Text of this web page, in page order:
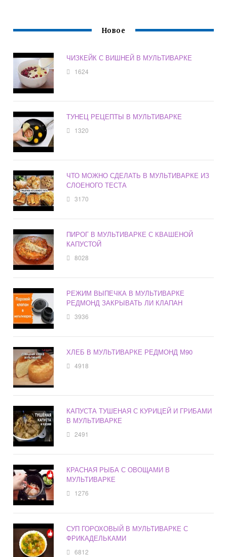
Новое
ЧИЗКЕЙК С ВИШНЕЙ В МУЛЬТИВАРКЕ
1624
ТУНЕЦ РЕЦЕПТЫ В МУЛЬТИВАРКЕ
1320
ЧТО МОЖНО СДЕЛАТЬ В МУЛЬТИВАРКЕ ИЗ
СЛОЕНОГО ТЕСТА
3170
ПИРОГ В МУЛЬТИВАРКЕ С КВАШЕНОЙ
КАПУСТОЙ
8028
РЕЖИМ ВЫПЕЧКА В МУЛЬТИВАРКЕ
РЕДМОНД ЗАКРЫВАТЬ ЛИ КЛАПАН
3936
ХЛЕБ В МУЛЬТИВАРКЕ РЕДМОНД М90
4918
КАПУСТА ТУШЕНАЯ С КУРИЦЕЙ И ГРИБАМИ
В МУЛЬТИВАРКЕ
2491
КРАСНАЯ РЫБА С ОВОЩАМИ В
МУЛЬТИВАРКЕ
1276
СУП ГОРОХОВЫЙ В МУЛЬТИВАРКЕ С
ФРИКАДЕЛЬКАМИ
6812